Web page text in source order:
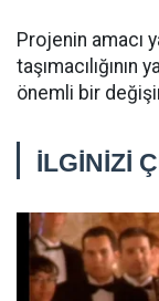
Projenin amacı
taşımacılığının
önemli bir